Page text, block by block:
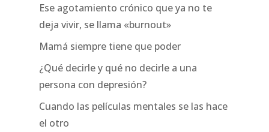
Ese agotamiento crónico que ya no te
deja vivir, se llama «burnout»
Mamá siempre tiene que poder
¿Qué decirle y qué no decirle a una
persona con depresión?
Cuando las películas mentales se las hace
el otro